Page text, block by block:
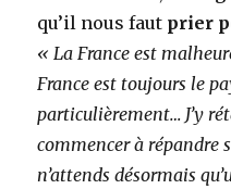
qu’il nous faut prier
« La France est
France est toujours le
particulièrement… J’y
commencer à répandre
n’attends désormais